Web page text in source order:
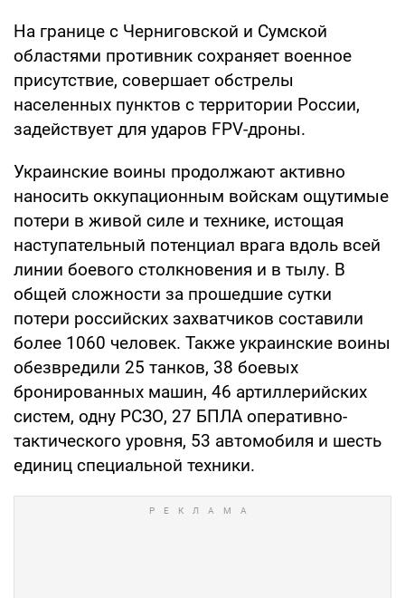
На границе с Черниговской и Сумской
областями противник сохраняет военное
присутствие, совершает обстрелы
населенных пунктов с территории России,
задействует для ударов FPV-дроны.
Украинские воины продолжают активно
наносить оккупационным войскам ощутимые
потери в живой силе и технике, истощая
наступательный потенциал врага вдоль всей
линии боевого столкновения и в тылу. В
общей сложности за прошедшие сутки
потери российских захватчиков составили
более 1060 человек. Также украинские воины
обезвредили 25 танков, 38 боевых
бронированных машин, 46 артиллерийских
систем, одну РСЗО, 27 БПЛА оперативно-
тактического уровня, 53 автомобиля и шесть
единиц специальной техники.